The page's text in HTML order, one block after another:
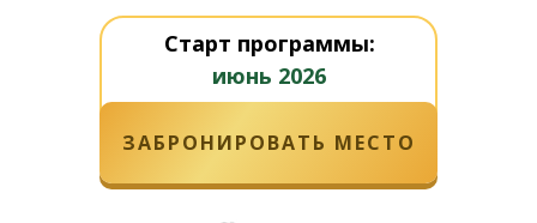
Старт программы:
июнь 2026
ЗАБРОНИРОВАТЬ МЕСТО